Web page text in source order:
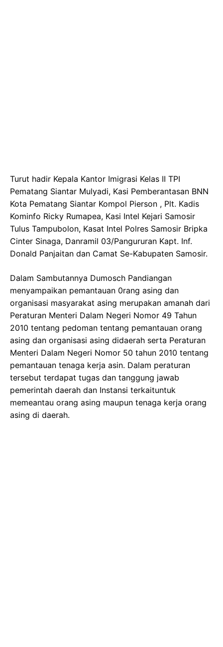
Turut hadir Kepala Kantor Imigrasi Kelas II TPI
Pematang Siantar Mulyadi, Kasi Pemberantasan BNN
Kota Pematang Siantar Kompol Pierson , Plt. Kadis
Kominfo Ricky Rumapea, Kasi Intel Kejari Samosir
Tulus Tampubolon, Kasat Intel Polres Samosir Bripka
Cinter Sinaga, Danramil 03/Pangururan Kapt. Inf.
Donald Panjaitan dan Camat Se-Kabupaten Samosir.
Dalam Sambutannya Dumosch Pandiangan
menyampaikan pemantauan 0rang asing dan
organisasi masyarakat asing merupakan amanah dari
Peraturan Menteri Dalam Negeri Nomor 49 Tahun
2010 tentang pedoman tentang pemantauan orang
asing dan organisasi asing didaerah serta Peraturan
Menteri Dalam Negeri Nomor 50 tahun 2010 tentang
pemantauan tenaga kerja asin. Dalam peraturan
tersebut terdapat tugas dan tanggung jawab
pemerintah daerah dan Instansi terkaituntuk
memeantau orang asing maupun tenaga kerja orang
asing di daerah.